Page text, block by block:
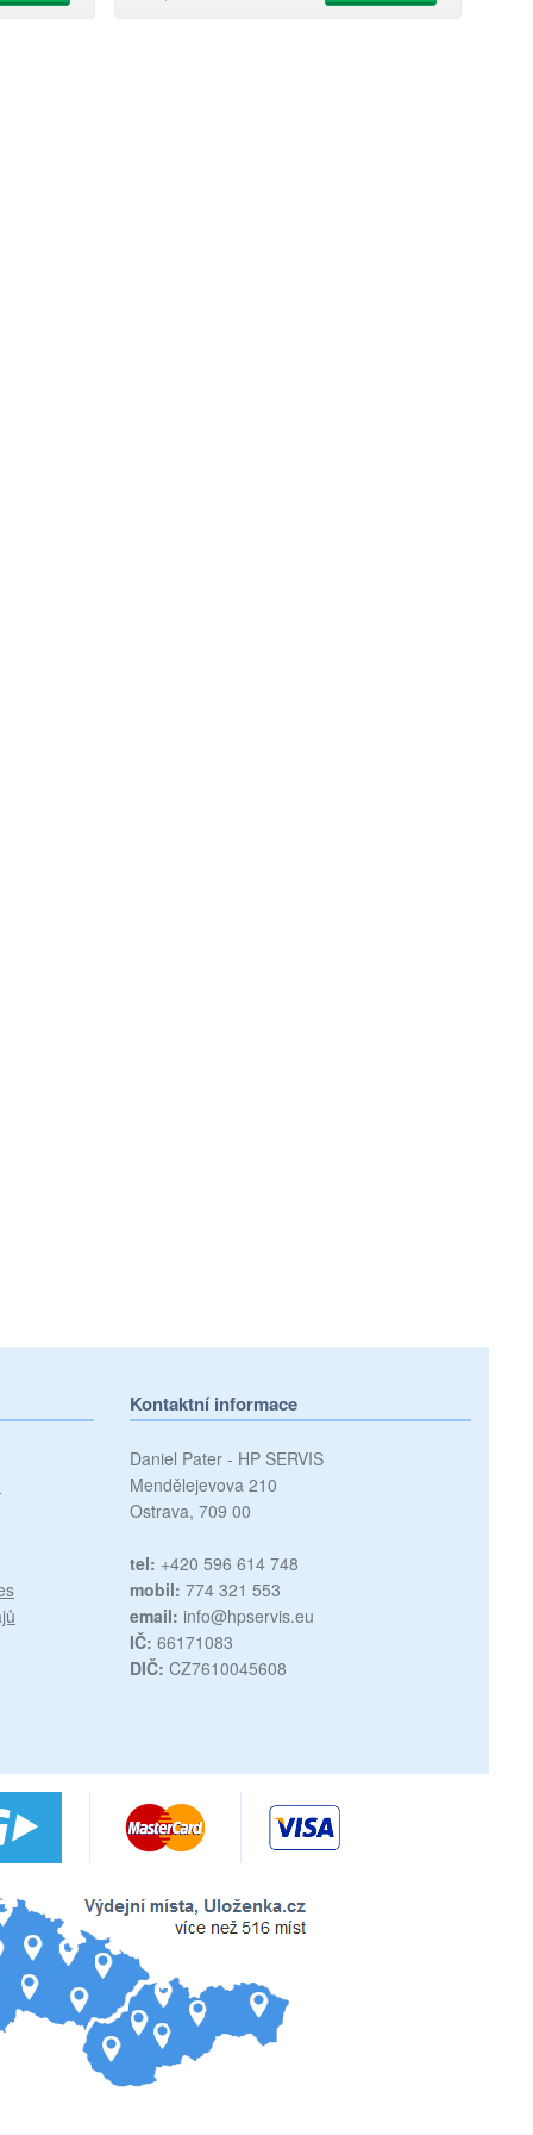
Kontaktní informace
Daniel Pater - HP SERVIS
Mendělejevova 210
Ostrava, 709 00
tel: +420 596 614 748
mobil: 774 321 553
email: info@hpservis.eu
IČ: 66171083
DIČ: CZ7610045608